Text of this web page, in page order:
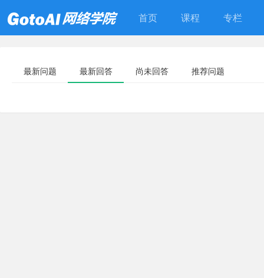
首页 课程 专栏
最新问题 最新回答 尚未回答 推荐问题